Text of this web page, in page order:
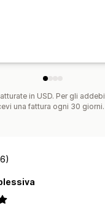
in USD. Per gli
una fattura ogni 30 giorni.